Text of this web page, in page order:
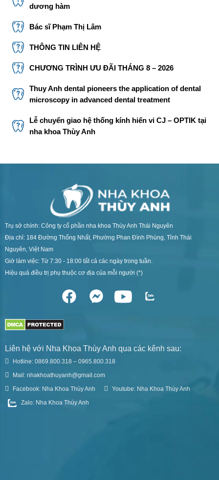
dương hàm
Bác sĩ Phạm Thị Lâm
THÔNG TIN LIÊN HỆ
CHƯƠNG TRÌNH ƯU ĐÃI THÁNG 8 – 2026
Thuy Anh dental pioneers the application of dental
microscopy in advanced dental treatment
Lễ chuyển giao hệ thống kính hiển vi CJ – OPTIK tại
nha khoa Thùy Anh
Trụ sở chính: Công ty cổ phần nha khoa Thùy Anh Thái Nguyên
Địa chỉ: 184 Đường Thống Nhất, Phường Phan Đình Phùng, Tỉnh Thái
Nguyên, Việt Nam
Giờ làm việc: Từ 7:30 - 18:00 tất cả các ngày trong tuần.
Hiệu quả điều trị phụ thuộc cơ địa của mỗi người (*)
Liên hệ với Nha Khoa Thùy Anh qua các kênh sau:
Hotline: 0869.800.318 – 0965.800.318
Mail: nhakhoathuyanh@gmail.com
Facebook: Nha Khoa Thùy Anh
Youtube: Nha Khoa Thùy Anh
Zalo: Nha Khoa Thùy Anh